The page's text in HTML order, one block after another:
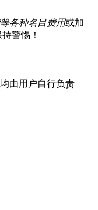
各种名目费用或加
警惕！
由用户自行负责